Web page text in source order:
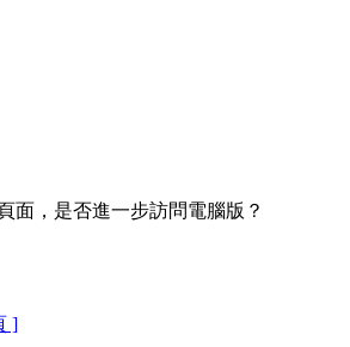
面，是否進一步訪問電腦版？
]